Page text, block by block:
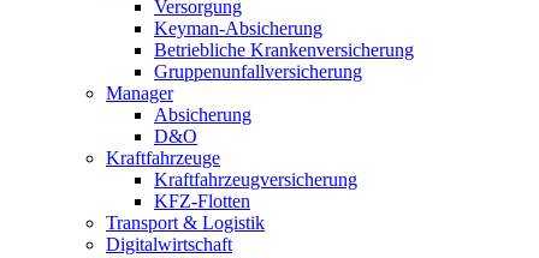
Versorgung
Keyman-Absicherung
Betriebliche Krankenversicherung
Gruppenunfallversicherung
Manager
Absicherung
D&O
Kraftfahrzeuge
Kraftfahrzeugversicherung
KFZ-Flotten
Transport & Logistik
Digitalwirtschaft